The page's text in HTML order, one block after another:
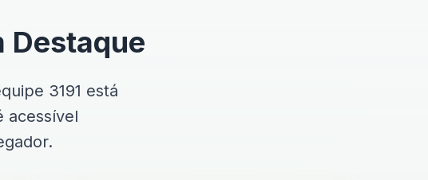
Destaque
3191 está
acessível